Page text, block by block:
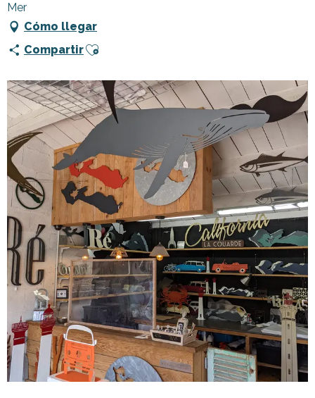
Mer
Cómo llegar
CompartirAjouter aux favoris